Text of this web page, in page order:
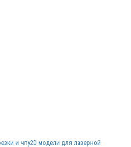
2D модели для лазерной